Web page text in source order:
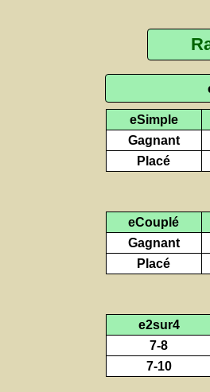
eSimple
Gagnant
Placé
eCouplé
Gagnant
Placé
e2sur4
7-8
7-10